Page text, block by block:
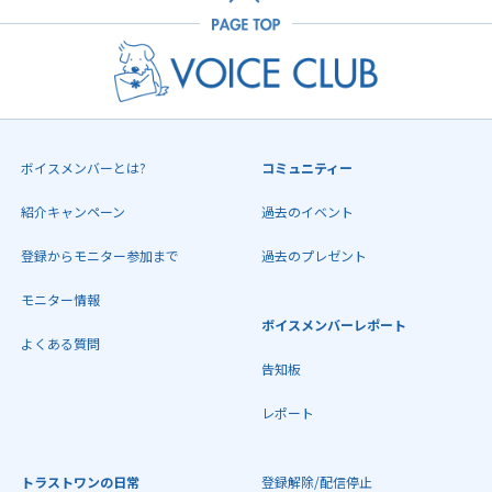
ボイスメンバーとは?
紹介キャンペーン
登録からモニター参加まで
モニター情報
よくある質問
コミュニティー
過去のイベント
過去のプレゼント
ボイスメンバーレポート
告知板
レポート
トラストワンの日常 登録解除/配信停止